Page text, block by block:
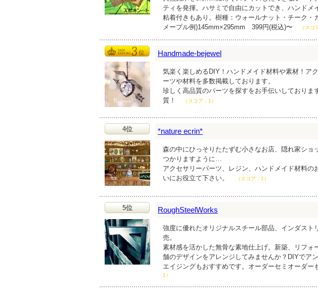
ティを発揮。ハサミで自由にカットでき、ハンドメ
粘着付きもあり。樹種：ウォールナット・チーク・
メープル例)145mm×295mm 399円(税込)〜
（スコ
Handmade-bejewel
気楽く楽しめるDIY！ハンドメイド材料や素材！ア
ーツや材料を多数掲載しております。
珍しく高品質のパーツを探すをお手伝いしておりま
質！
（スコア：1）
4位 *nature ecrin*
森の中にひっそりたたずむ小さなお店、隠れ家ショ
つかりますように…
アクセサリーパーツ、レジン、ハンドメイド材料の
いにお役立て下さい。
（スコア：1）
5位 RoughSteelWorks
強度に優れたオリジナルスチール部品、インダスト
売。
素材感を活かした無骨な素地仕上げ。新築、リフォ
舗のデザインをアレンジしてみませんか？DIYでア
エイジングもおすすめです。オーダーセミオーダー
1）